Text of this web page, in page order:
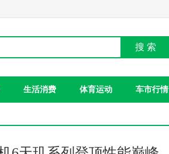
搜 索
生活消费 体育运动 车市行情